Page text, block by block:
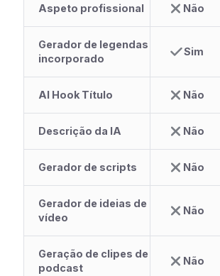
Aspeto profissional Não
Gerador de legendas
incorporado
Sim
AI Hook Título Não
Descrição da IA Não
Gerador de scripts Não
Gerador de ideias de
vídeo
Não
Geração de clipes de
podcast
Não